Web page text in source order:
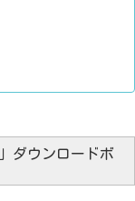
ダウンロードボ